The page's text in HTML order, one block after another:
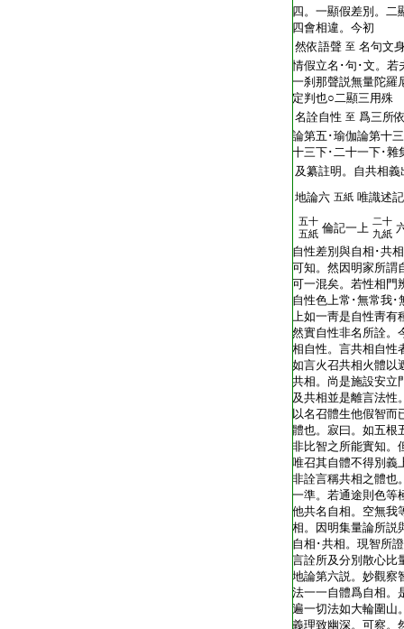
四。一顯假差別。二
四會相違。今初
然依語聲 至 名句文
情假立名･句･文。若
一刹那聲説無量陀羅
定判也○二顯三用殊
名詮自性 至 爲三所
論第五･瑜伽論第十
十三下･二十一下･雜
及纂註明。自共相
地論六 五紙 唯識述
五十
五紙 倫記一上 二十
九紙
自性差別與自相･共
可知。然因明家所謂
可一混矣。若性相門
自性色上常･無常我･
上如一靑是自性靑有
然實自性非名所詮。
相自性。言共相自性
如言火召共相火體以
共相。尚是施設安立
及共相並是離言法性
以名召體生他假智而
體也。寂曰。如五根
非比智之所能實知。
唯召其自體不得別義
非詮言稱共相之體也
一準。若通途則色等
他共名自相。空無我
相。因明集量論所説
自相･共相。現智所
言詮所及分別散心比
地論第六説。妙觀察
法一一自體爲自相。
遍一切法如大輪圍山
義理致幽深。可察。